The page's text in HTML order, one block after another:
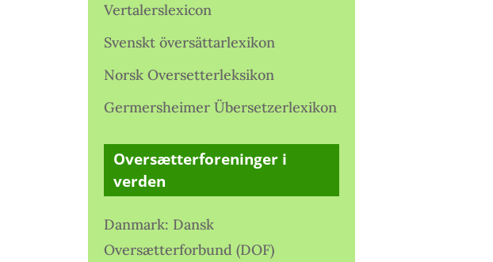
Vertalerslexicon
Svenskt översättarlexikon
Norsk Oversetterleksikon
Germersheimer Übersetzerlexikon
Oversætterforeninger i
verden
Danmark: Dansk
Oversætterforbund (DOF)